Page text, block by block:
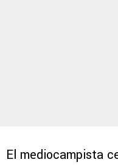
El mediocampista